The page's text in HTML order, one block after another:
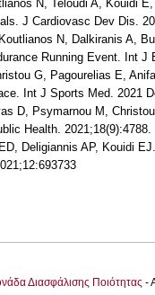
N, Teloudi A, Kouidi
J Cardiovasc Dev Dis.
N, Dalkiranis A,
Running Event. Int J
G, Pagourelias E,
Int J Sports Med. 2021
D, Psymarnou M,
Health. 2021;18(9):4788.
Deligiannis AP, Kouidi
Διασφάλισης Ποιότητας -